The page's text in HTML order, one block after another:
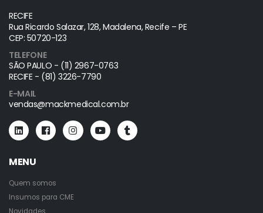
RECIFE
Rua Ricardo Salazar, 128, Madalena, Recife – PE
CEP: 50720-123
TELEFONE
SÃO PAULO - (11) 2967-0763
RECIFE - (81) 3226-7790
E-MAIL
vendas@mackmedical.com.br
MENU
Quem somos
Insumos para CME